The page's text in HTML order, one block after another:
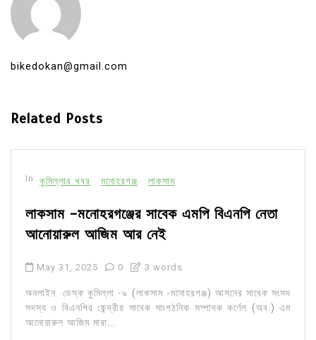
bikedokan@gmail.com
Related Posts
In কুমিল্লার খবর মনোহরগঞ্জ লাকসাম
লাকসাম -মনোহরগঞ্জের সাবেক এমপি বিএনপি নেতা
আনোয়ারুল আজিম আর নেই
May 31, 2025 0 3 words
অনলাইন ডেস্ক কুমিল্লা -৯ (লাকসাম -মনোহরগঞ্জ) আসনের সাবেক সংসদ
সদস্য ও বিএনপির কেন্দ্রীয় সাবেক সাংগঠনিক সম্পাদক কর্ণেল (অব.) এম
আনোয়ারুল আজিম মারা...